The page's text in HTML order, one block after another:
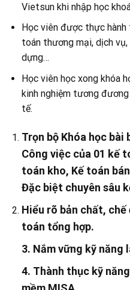
Vietsun khi nhập học
Học viên được thực
toán thương mại, dịch
dựng…
Học viên học xong khóa
kinh nghiệm tương
tế.
Trọn bộ Khóa học
Công việc của 01 kế
toán kho, Kế toán
Đặc biệt chuyên sâu
Hiểu rõ bản chất,
toán tổng hợp.
3. Nắm vững kỹ năng
4. Thành thục kỹ